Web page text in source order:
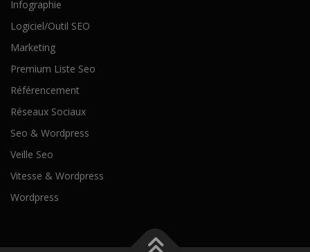
Infographie
Logiciel/Outil SEO
Marketing
Premium Liste Seo
Référencement
Réseaux Sociaux
Seo & Wordpress
Veille Seo
Vitesse & Wordpress
Wordpress